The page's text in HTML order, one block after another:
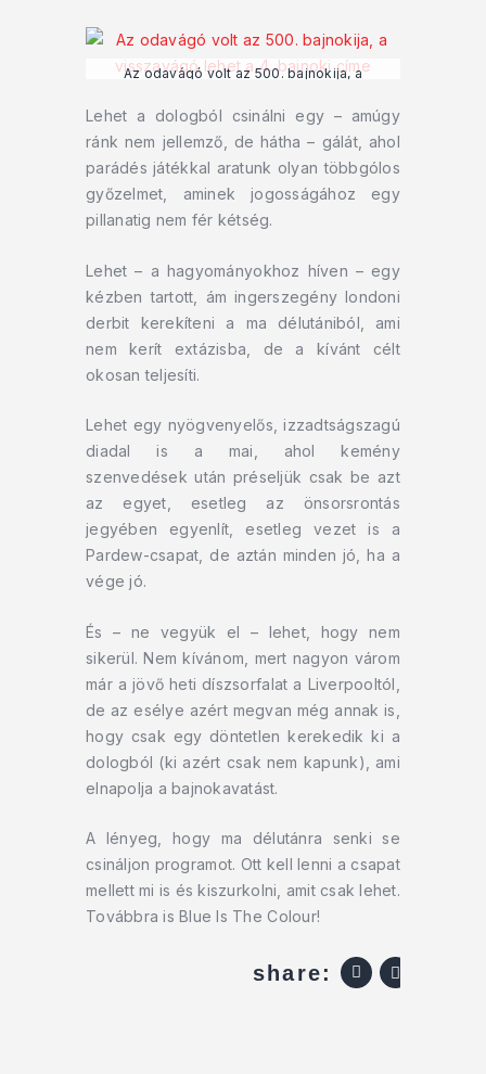
Az odavágó volt az 500. bajnokija, a
Lehet a dologból csinálni egy – amúgy
ránk nem jellemző, de hátha – gálát, ahol
parádés játékkal aratunk olyan többgólos
győzelmet, aminek jogosságához egy
pillanatig nem fér kétség.
Lehet – a hagyományokhoz híven – egy
kézben tartott, ám ingerszegény londoni
derbit kerekíteni a ma délutániból, ami
nem kerít extázisba, de a kívánt célt
okosan teljesíti.
Lehet egy nyögvenyelős, izzadtságszagú
diadal is a mai, ahol kemény
szenvedések után préseljük csak be azt
az egyet, esetleg az önsorsrontás
jegyében egyenlít, esetleg vezet is a
Pardew-csapat, de aztán minden jó, ha a
vége jó.
És – ne vegyük el – lehet, hogy nem
sikerül. Nem kívánom, mert nagyon várom
már a jövő heti díszsorfalat a Liverpooltól,
de az esélye azért megvan még annak is,
hogy csak egy döntetlen kerekedik ki a
dologból (ki azért csak nem kapunk), ami
elnapolja a bajnokavatást.
A lényeg, hogy ma délutánra senki se
csináljon programot. Ott kell lenni a csapat
mellett mi is és kiszurkolni, amit csak lehet.
Továbbra is Blue Is The Colour!
share: